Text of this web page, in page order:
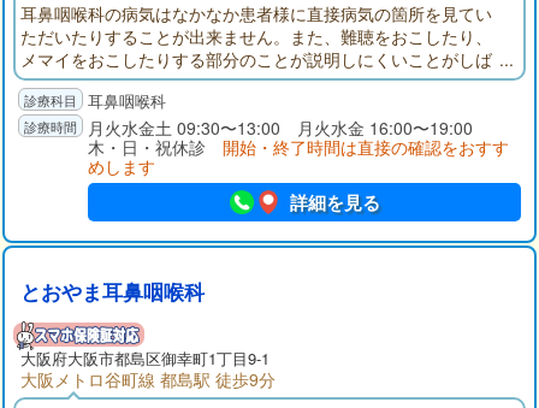
耳鼻咽喉科の病気はなかなか患者様に直接病気の箇所を見てい
ただいたりすることが出来ません。また、難聴をおこしたり、
メマイをおこしたりする部分のことが説明しにくいことがしば
しばあります。そこで、ビデオを用いたり、図を見ていただ
き、わかりやすく説明をすることに努めています。花粉症(アレ
ルギー性鼻炎)の患者様で「内服薬を服用するのがどうも...」と
いう方にはレーザー治療も行っていますので、一度ご相談下さ
耳鼻咽喉科
月火水金土 09:30〜13:00 月火水金 16:00〜19:00
木・日・祝休診 開始・終了時間は直接の確認をおすす
めします
詳細を見る
とおやま耳鼻咽喉科
大阪府大阪市都島区御幸町1丁目9-1
大阪メトロ谷町線 都島駅 徒歩9分